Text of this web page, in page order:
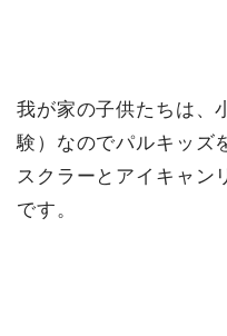
我が家の子供たちは、
験）なのでパルキッズ
スクラーとアイキャン
です。